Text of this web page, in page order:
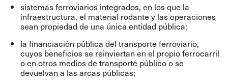
sistemas ferroviarios integrados, en los que la
infraestructura, el material rodante y las operaciones
sean propiedad de una única entidad pública;
la financiación pública del transporte ferroviario,
cuyos beneficios se reinviertan en el propio ferrocarril
o en otros medios de transporte público o se
devuelvan a las arcas públicas;